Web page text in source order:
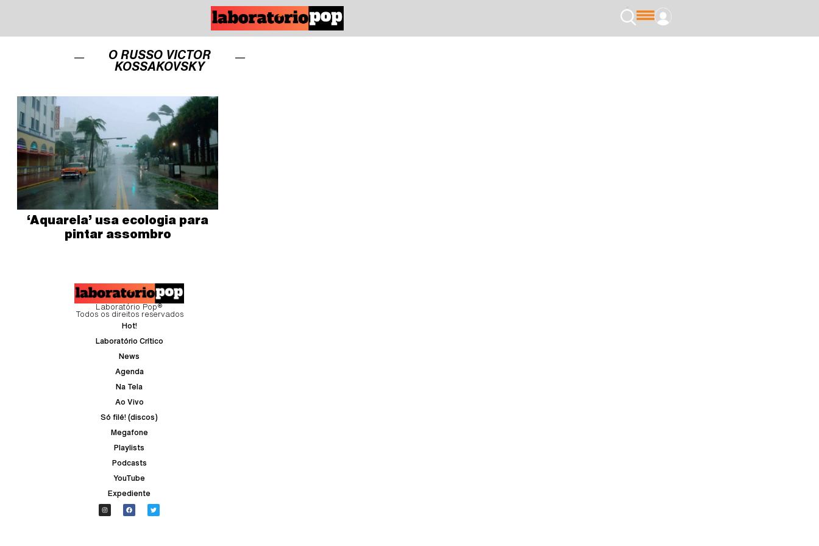
O RUSSO VICTOR
KOSSAKOVSKY
‘Aquarela’ usa ecologia para
pintar assombro
Laboratório Pop®
Todos os direitos reservados
Hot!
Laboratório Crítico
News
Agenda
Na Tela
Ao Vivo
Só filé! (discos)
Megafone
Playlists
Podcasts
YouTube
Expediente